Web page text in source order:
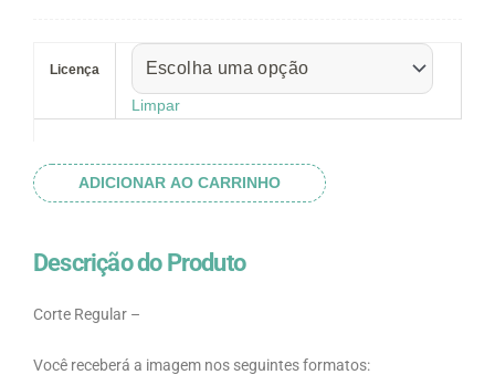
através
R$ 32.82
Licença
Limpar
Hearts
ADICIONAR AO CARRINHO
Descrição do Produto
Corte Regular –
Você receberá a imagem nos seguintes formatos: